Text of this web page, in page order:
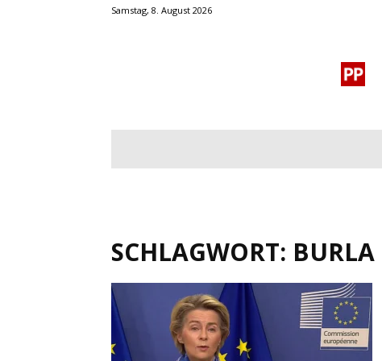
Samstag, 8. August 2026
SCHLAGWORT: BURLA